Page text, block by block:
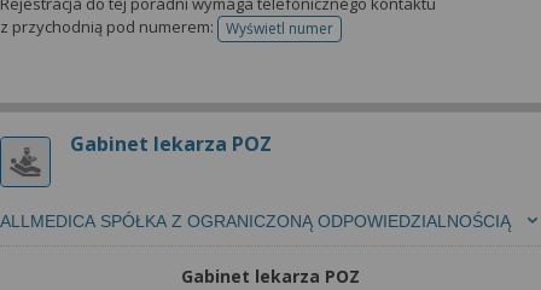
z przychodnią pod numerem:
Wyświetl numertelefonu do rejestracji
Gabinet lekarza POZ
ALLMEDICA SPÓŁKA Z OGRANICZONĄ ODPOWIEDZIALNOŚCIĄ
Gabinet lekarza POZ